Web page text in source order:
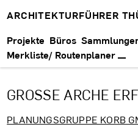
ARCHITEKTURFÜHRER
Projekte Büros
Merkliste/ Routenplaner
GROSSE ARCHE
PLANUNGSGRUPPE KORB